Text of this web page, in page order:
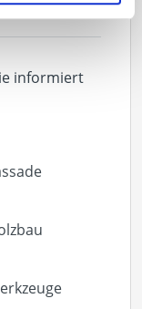
informiert